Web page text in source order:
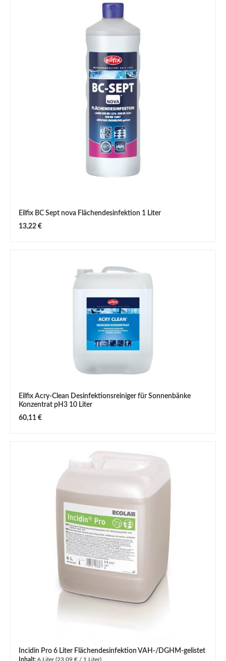
Eilfix BC Sept nova Flächendesinfektion 1 Liter
Regulärer Preis:
13,22 €
Eilfix Acry-Clean Desinfektionsreiniger für Sonnenbänke
Konzentrat pH3 10 Liter
Regulärer Preis:
60,11 €
Incidin Pro 6 Liter Flächendesinfektion VAH-/DGHM-gelistet
Inhalt: 6 Liter(23,09 € / 1 Liter)